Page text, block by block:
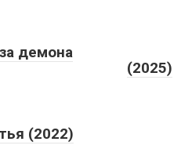
демона
(2025)
(2022)